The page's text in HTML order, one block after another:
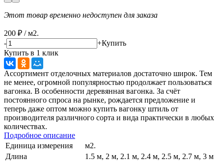
Этот товар временно недоступен для заказа
200 ₽ /м2.
-
+Купить
Купить в 1 клик
Ассортимент отделочных материалов достаточно широк. Тем
не менее, огромной популярностью продолжает пользоваться
вагонка. В особенности деревянная вагонка. За счёт
постоянного спроса на рынке, рождается предложение и
теперь даже оптом можно купить вагонку штиль от
производителя различного сорта и вида практически в любых
количествах.
Подробное описание
Единица измерения
м2.
Длина
1.5 м, 2 м, 2.1 м, 2.4 м, 2.5 м, 2.7 м, 3 м